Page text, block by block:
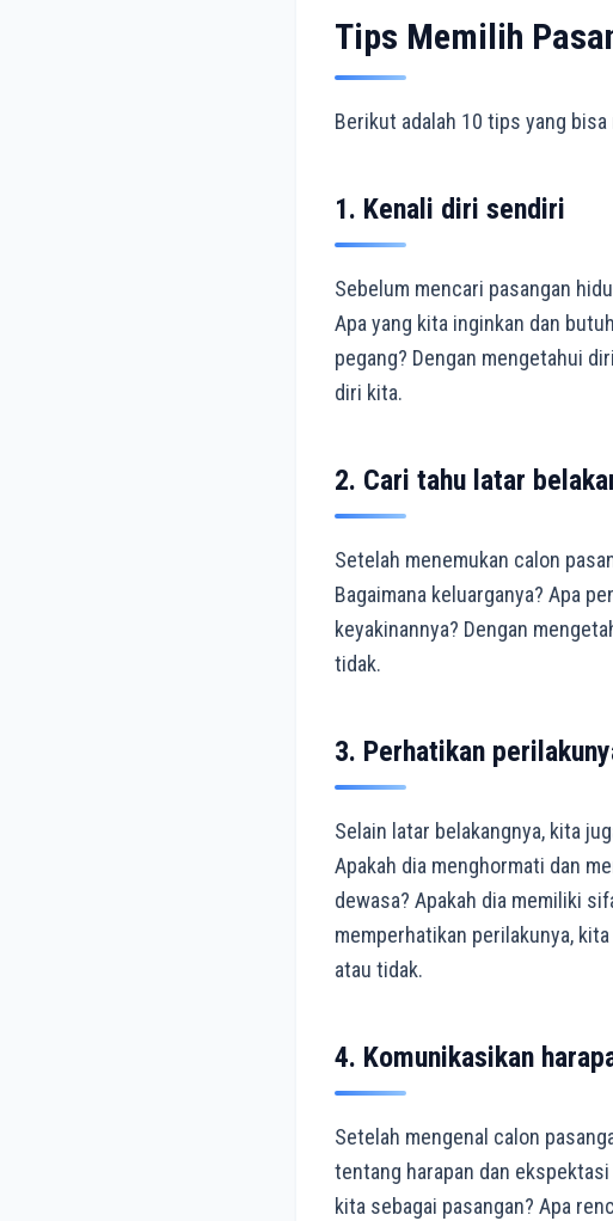
Tips Memilih
Berikut adalah 10 tips yang
1. Kenali diri sendiri
Sebelum mencari pasangan
Apa yang kita inginkan dan
pegang? Dengan mengetahui
diri kita.
2. Cari tahu latar
Setelah menemukan calon
Bagaimana keluarganya? Apa
keyakinannya? Dengan
tidak.
3. Perhatikan
Selain latar belakangnya, kita
Apakah dia menghormati dan
dewasa? Apakah dia memiliki
memperhatikan perilakunya,
atau tidak.
4. Komunikasikan
Setelah mengenal calon
tentang harapan dan
kita sebagai pasangan? Apa